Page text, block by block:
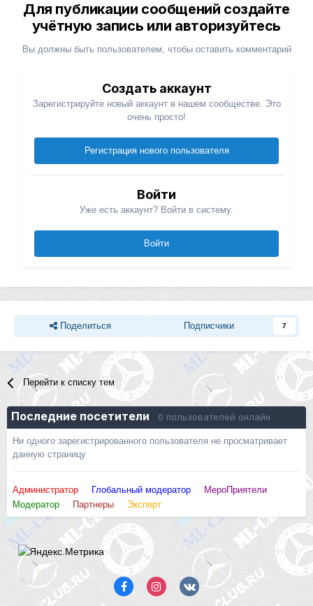
Для публикации сообщений создайте
учётную запись или авторизуйтесь
Вы должны быть пользователем, чтобы оставить комментарий
Создать аккаунт
Зарегистрируйте новый аккаунт в нашем сообществе. Это
очень просто!
Регистрация нового пользователя
Войти
Уже есть аккаунт? Войти в систему.
Войти
Поделиться Подписчики 7
Перейти к списку тем
Последние посетители 0 пользователей онлайн
Ни одного зарегистрированного пользователя не просматривает
данную страницу
Администратор Глобальный модератор
МероПриятели
Модератор
Партнеры Эксперт